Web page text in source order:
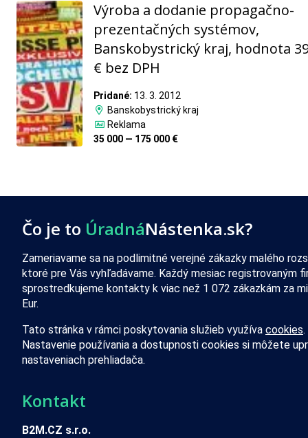
Výroba a dodanie propagačno-
prezentačných systémov,
Banskobystrický kraj, hodnota
€ bez DPH
Pridané: 13. 3. 2012
Banskobystrický kraj
Reklama
35 000 — 175 000 €
Čo je to ÚradnáNástenka.sk?
Zameriavame sa na podlimitné verejné zákazky malého
ktoré pre Vás vyhľadávame. Každý mesiac registrovaným
sprostredkujeme kontakty k viac než 1 072 zákazkám za
Eur.
Tato stránka v rámci poskytovania služieb využíva cookies.
Nastavenie používania a dostupnosti cookies si môžete
nastaveniach prehliadača.
Kontakt
B2M.CZ s.r.o.